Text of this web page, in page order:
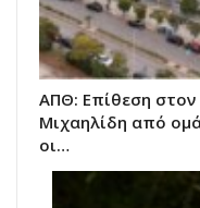
ΑΠΘ: Επίθεση στον
Μιχαηλίδη από
οι…